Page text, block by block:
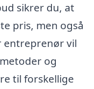
sikrer du, at
pris, men også
entreprenør vil
og
til forskellige